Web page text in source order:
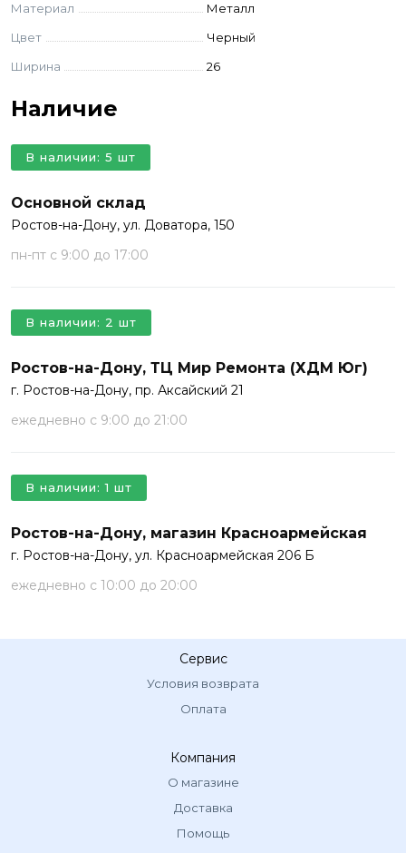
Материал
Металл
Цвет
Черный
Ширина
26
Наличие
Основной склад
Ростов-на-Дону, ул. Доватора, 150
пн-пт с 9:00 до 17:00
В наличии: 5 шт
Ростов-на-Дону, ТЦ Мир Ремонта (ХДМ Юг)
г. Ростов-на-Дону, пр. Аксайский 21
ежедневно с 9:00 до 21:00
В наличии: 2 шт
Ростов-на-Дону, магазин Красноармейская
г. Ростов-на-Дону, ул. Красноармейская 206 Б
ежедневно с 10:00 до 20:00
В наличии: 1 шт
Сервис
Условия возврата
Оплата
Компания
О магазине
Доставка
Помощь